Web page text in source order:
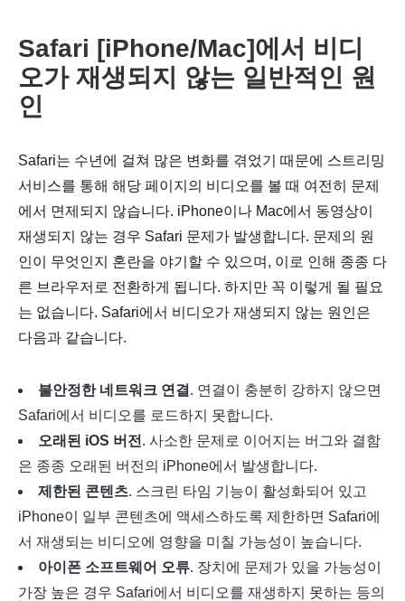
Safari [iPhone/Mac]에서 비디
오가 재생되지 않는 일반적인 원
인
Safari는 수년에 걸쳐 많은 변화를 겪었기 때문에 스트리밍
서비스를 통해 해당 페이지의 비디오를 볼 때 여전히 문제
에서 면제되지 않습니다. iPhone이나 Mac에서 동영상이
재생되지 않는 경우 Safari 문제가 발생합니다. 문제의 원
인이 무엇인지 혼란을 야기할 수 있으며, 이로 인해 종종 다
른 브라우저로 전환하게 됩니다. 하지만 꼭 이렇게 될 필요
는 없습니다. Safari에서 비디오가 재생되지 않는 원인은
다음과 같습니다.
불안정한 네트워크 연결 . 연결이 충분히 강하지 않으면
Safari에서 비디오를 로드하지 못합니다.
오래된 iOS 버전 . 사소한 문제로 이어지는 버그와 결함
은 종종 오래된 버전의 iPhone에서 발생합니다.
제한된 콘텐츠. 스크린 타임 기능이 활성화되어 있고
iPhone이 일부 콘텐츠에 액세스하도록 제한하면 Safari에
서 재생되는 비디오에 영향을 미칠 가능성이 높습니다.
아이폰 소프트웨어 오류. 장치에 문제가 있을 가능성이
가장 높은 경우 Safari에서 비디오를 재생하지 못하는 등의